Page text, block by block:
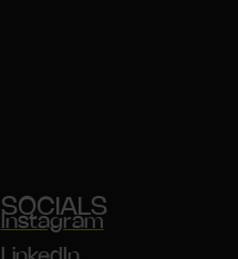
SOCIALS
Instagram